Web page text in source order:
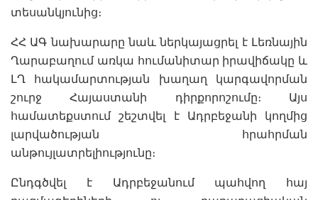
տեսանկյունից։
ՀՀ ԱԳ նախարարը նաև ներկայացրել է Լեռնային
Ղարաբաղում առկա հումանիտար իրավիճակը և
ԼՂ հակամարտության խաղաղ կարգավորման
շուրջ Հայաստանի դիրքորոշումը։ Այս
համատեքստում շեշտվել է Ադրբեջանի կողմից
լարվածության հրահրման
անթույլատրելիությունը։
Ընդգծվել է Ադրբեջանում պահվող հայ